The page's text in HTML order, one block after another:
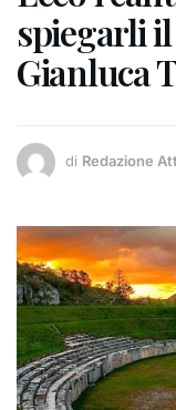
spiegarli
Gianluca
di Redazione